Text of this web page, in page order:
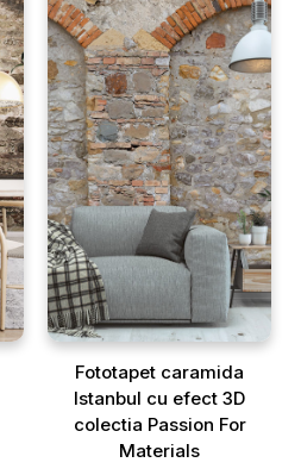
Fototapet caramida
Istanbul cu efect 3D
colectia Passion For
Materials